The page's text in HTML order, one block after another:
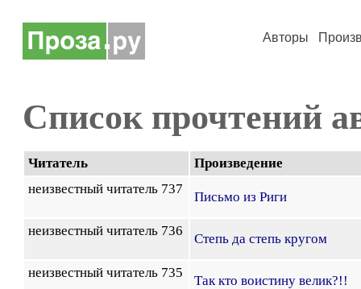
Авторы
Список прочтений
Читатель
Произведение
неизвестный читатель 737
Письмо из Риги
неизвестный читатель 736
Степь да степь кругом
неизвестный читатель 735
Так кто воистину велик?!!